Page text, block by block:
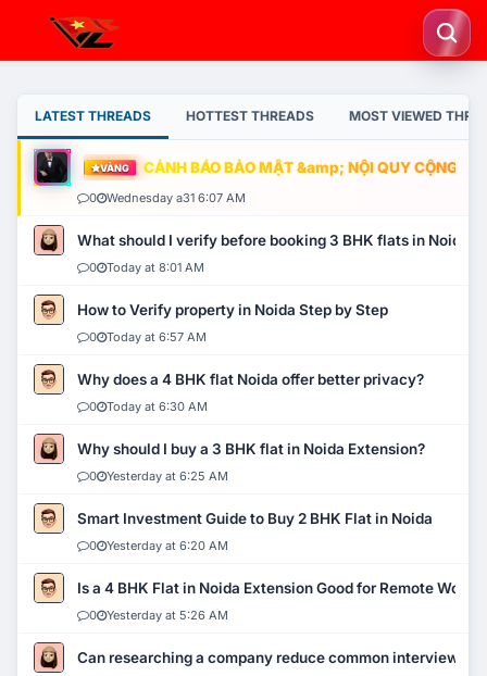
LATEST THREADS HOTTEST THREADS MOST VIEWED
VÀNG CẢNH BÁO BẢO MẬT &amp; NỘI QUY CỘNG
0 Wednesday a31 6:07 AM
What should I verify before booking 3 BHK flats in Noida?
0 Today at 8:01 AM
How to Verify property in Noida Step by Step
0 Today at 6:57 AM
Why does a 4 BHK flat Noida offer better privacy?
0 Today at 6:30 AM
Why should I buy a 3 BHK flat in Noida Extension?
0 Yesterday at 6:25 AM
Smart Investment Guide to Buy 2 BHK Flat in Noida
0 Yesterday at 6:20 AM
Is a 4 BHK Flat in Noida Extension Good for Remote Work?
0 Yesterday at 5:26 AM
Can researching a company reduce common interview